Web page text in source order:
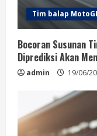
n
g
Tim balap
Bocoran Susunan
Diprediksi Akan
admin 19/06/